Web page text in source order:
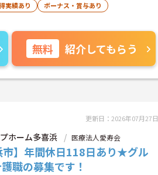
実績あり
ボーナス・賞与あり
無料 紹介してもらう
更新日：2026年07月27日
ホーム多喜浜 医療法人愛寿会
市】年間休日118日あり★グル
職の募集です！